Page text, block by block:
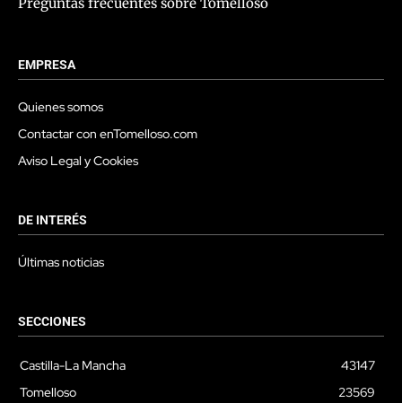
EMPRESA
Quienes somos
Contactar con enTomelloso.com
Aviso Legal y Cookies
DE INTERÉS
Últimas noticias
SECCIONES
Castilla-La Mancha
43147
Tomelloso
23569